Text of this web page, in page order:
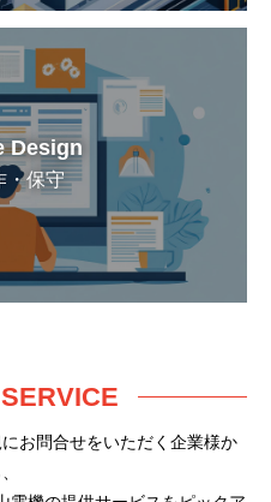
Design
・保守
SERVICE
お問合せをいただく企業様か